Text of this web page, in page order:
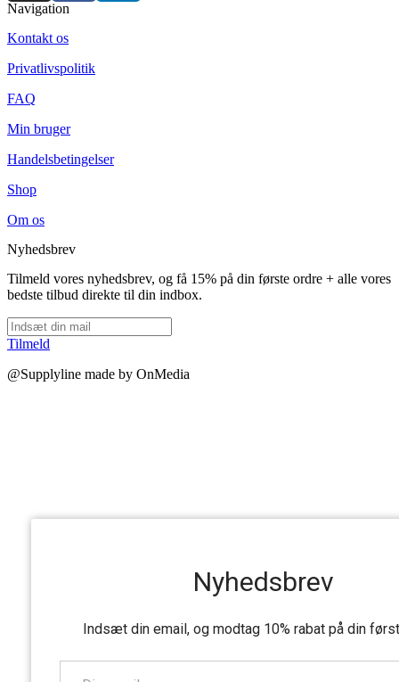
Navigation
Kontakt os
Privatlivspolitik
FAQ
Min bruger
Handelsbetingelser
Shop
Om os
Nyhedsbrev
Tilmeld vores nyhedsbrev, og få 15% på din første ordre + alle vores
bedste tilbud direkte til din indbox.
Tilmeld
@Supplyline made by OnMedia
Nyhedsbrev
Indsæt din email, og modtag 10% rabat på din